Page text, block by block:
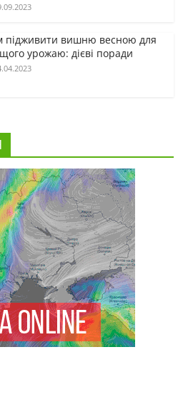
підживити вишню весною для
урожаю: дієві поради